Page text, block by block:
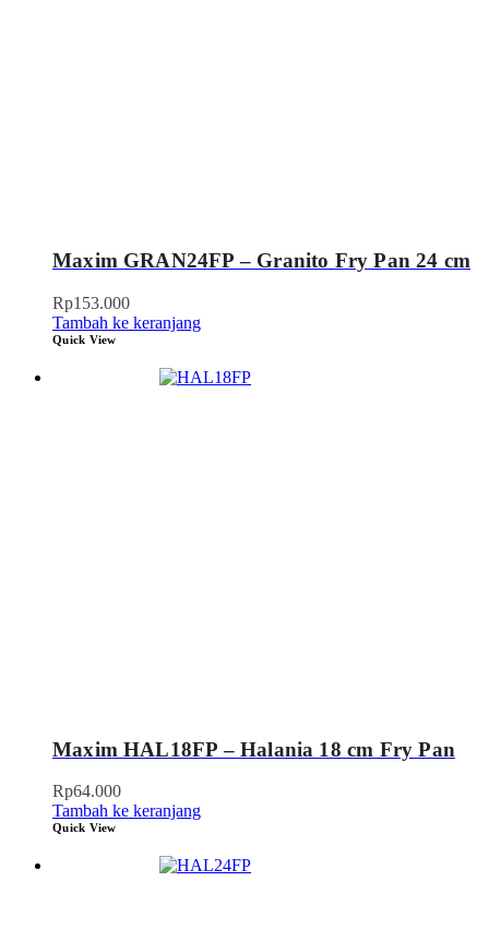
Maxim GRAN24FP – Granito Fry Pan 24 cm
Rp153.000
Tambah ke keranjang
Quick View
Maxim HAL18FP – Halania 18 cm Fry Pan
Rp64.000
Tambah ke keranjang
Quick View